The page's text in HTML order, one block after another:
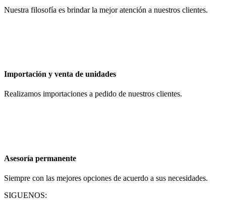
Nuestra filosofía es brindar la mejor atención a nuestros clientes.
Importación y venta de unidades
Realizamos importaciones a pedido de nuestros clientes.
Asesoría permanente
Siempre con las mejores opciones de acuerdo a sus necesidades.
SIGUENOS: